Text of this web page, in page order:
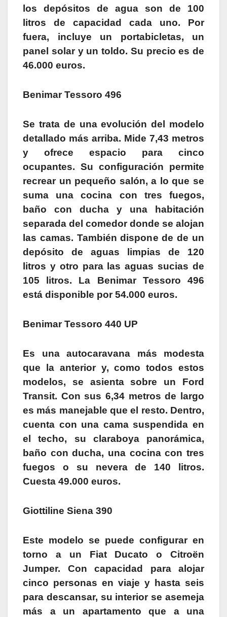
los depósitos de agua son de 100
litros de capacidad cada uno. Por
fuera, incluye un portabicletas, un
panel solar y un toldo. Su precio es de
46.000 euros.
Benimar Tessoro 496
Se trata de una evolución del modelo
detallado más arriba. Mide 7,43 metros
y ofrece espacio para cinco
ocupantes. Su configuración permite
recrear un pequeño salón, a lo que se
suma una cocina con tres fuegos,
baño con ducha y una habitación
separada del comedor donde se alojan
las camas. También dispone de de un
depósito de aguas limpias de 120
litros y otro para las aguas sucias de
105 litros. La Benimar Tessoro 496
está disponible por 54.000 euros.
Benimar Tessoro 440 UP
Es una autocaravana más modesta
que la anterior y, como todos estos
modelos, se asienta sobre un Ford
Transit. Con sus 6,34 metros de largo
es más manejable que el resto. Dentro,
cuenta con una cama suspendida en
el techo, su claraboya panorámica,
baño con ducha, una cocina con tres
fuegos o su nevera de 140 litros.
Cuesta 49.000 euros.
Giottiline Siena 390
Este modelo se puede configurar en
torno a un Fiat Ducato o Citroën
Jumper. Con capacidad para alojar
cinco personas en viaje y hasta seis
para descansar, su interior se asemeja
más a un apartamento que a una